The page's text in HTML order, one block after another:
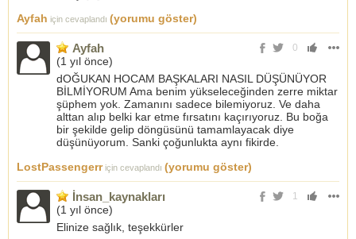
Ayfah için cevaplandı (yorumu göster)
0
Ayfah
(1 yıl önce)
dOĞUKAN HOCAM BAŞKALARI NASIL DÜŞÜNÜYOR
BİLMİYORUM Ama benim yükseleceğinden zerre miktar
şüphem yok. Zamanını sadece bilemiyoruz. Ve daha
alttan alıp belki kar etme fırsatını kaçırıyoruz. Bu boğa
bir şekilde gelip döngüsünü tamamlayacak diye
düşünüyorum. Sanki çoğunlukta aynı fikirde.
LostPassengerriçin cevaplandı (yorumu göster)
1
İnsan_kaynakları
(1 yıl önce)
Elinize sağlık, teşekkürler